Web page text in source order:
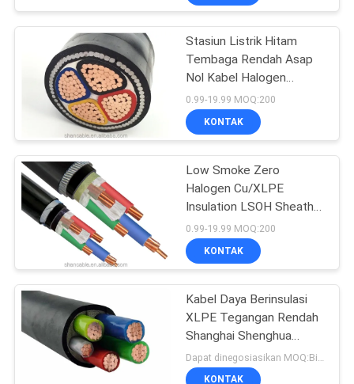
BLOG
QUOTE
REQUEST
SUATU
NEWS
SITEMAP
KEBIJAKAN
PRIVASI
Stasiun Listrik Hitam
Tembaga Rendah Asap
Nol Kabel Halogen
Dengan Konduktor
Tembaga yang awet
0.99-19.99 MOQ:200
KONTAK
Low Smoke Zero
Halogen Cu/XLPE
Insulation LSOH Sheath
Power Cable untuk
aplikasi industri dan
komersial
0.99-19.99 MOQ:200
KONTAK
Kabel Daya Berinsulasi
XLPE Tegangan Rendah
Shanghai Shenghua
21/35 36Kv Tahan Abrasi
KONTAK